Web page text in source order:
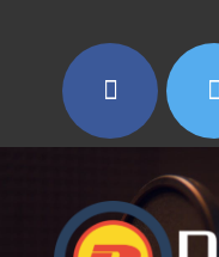
contenido